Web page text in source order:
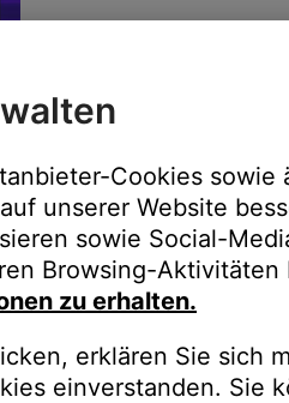
Immer der
Upgrades,
Bestellungen
Cookies sowie
unserer Website
sowie Social-
Browsing-Aktivitäten
zu erhalten.
erklären Sie sich
einverstanden. Sie